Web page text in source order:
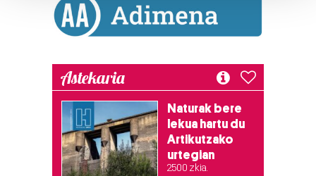
Guk eta gure bazkideek zure datu pertsonalak
prozesatzen ditugu, zure IP zenbakia, besteak beste,
pertsonalizatuak eskaintzeko, iragarkiak eta edukia
neurtzeko, jendeari buruzko informazioa biltzeko eta
produktuak garatzeko. Zure datuak nork eta zertarako
erabiltzen dituen hauta dezakezu.
Bazkide batzuek ez dizute baimenik eskatzen, eta beren
interes komertzial legitimoetan babesten dira. Ikusi gure
Astekaria
Naturak bere
lekua hartu du
Artikutzako
urtegian
2.500 zkia.